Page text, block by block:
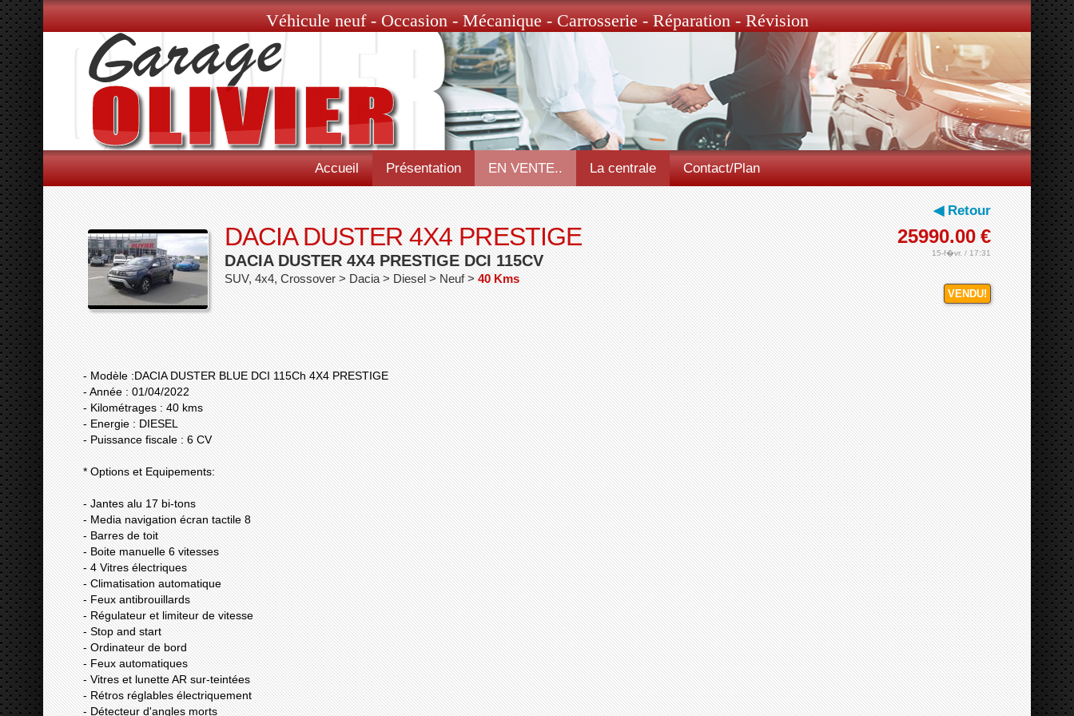
Véhicule neuf - Occasion - Mécanique - Carrosserie - Réparation - Révision
Accueil Présentation EN VENTE.. La centrale Contact/Plan
◀ Retour
25990.00 €
15-f�vr. / 17:31
VENDU!
DACIA DUSTER 4X4 PRESTIGE
DACIA DUSTER 4X4 PRESTIGE DCI 115CV
SUV, 4x4, Crossover > Dacia > Diesel > Neuf >40 Kms
- Modèle :DACIA DUSTER BLUE DCI 115Ch 4X4 PRESTIGE
- Année : 01/04/2022
- Kilométrages : 40 kms
- Energie : DIESEL
- Puissance fiscale : 6 CV
* Options et Equipements:
- Jantes alu 17 bi-tons
- Media navigation écran tactile 8
- Barres de toit
- Boite manuelle 6 vitesses
- 4 Vitres électriques
- Climatisation automatique
- Feux antibrouillards
- Régulateur et limiteur de vitesse
- Stop and start
- Ordinateur de bord
- Feux automatiques
- Vitres et lunette AR sur-teintées
- Rétros réglables électriquement
- Détecteur d'angles morts